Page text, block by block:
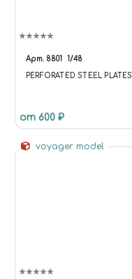
Арт. 8801 1/48
PERFORATED STEEL PLATES
от 600 ₽
voyager model